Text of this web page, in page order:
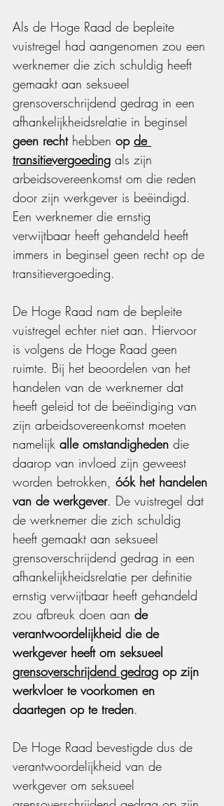
Als de Hoge Raad de bepleite
vuistregel had aangenomen zou een
werknemer die zich schuldig heeft
gemaakt aan seksueel
grensoverschrijdend gedrag in een
afhankelijkheidsrelatie in beginsel
geen recht hebben op de
transitievergoeding als zijn
arbeidsovereenkomst om die reden
door zijn werkgever is beëindigd.
Een werknemer die ernstig
verwijtbaar heeft gehandeld heeft
immers in beginsel geen recht op de
transitievergoeding.
De Hoge Raad nam de bepleite
vuistregel echter niet aan. Hiervoor
is volgens de Hoge Raad geen
ruimte. Bij het beoordelen van het
handelen van de werknemer dat
heeft geleid tot de beëindiging van
zijn arbeidsovereenkomst moeten
namelijk alle omstandigheden die
daarop van invloed zijn geweest
worden betrokken, óók het handelen
van de werkgever. De vuistregel dat
de werknemer die zich schuldig
heeft gemaakt aan seksueel
grensoverschrijdend gedrag in een
afhankelijkheidsrelatie per definitie
ernstig verwijtbaar heeft gehandeld
zou afbreuk doen aan de
verantwoordelijkheid die de
werkgever heeft om seksueel
grensoverschrijdend gedrag op zijn
werkvloer te voorkomen en
daartegen op te treden.
De Hoge Raad bevestigde dus de
verantwoordelijkheid van de
werkgever om seksueel